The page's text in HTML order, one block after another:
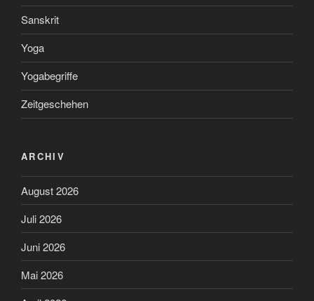
Sanskrit
Yoga
Yogabegriffe
Zeitgeschehen
ARCHIV
August 2026
Juli 2026
Juni 2026
Mai 2026